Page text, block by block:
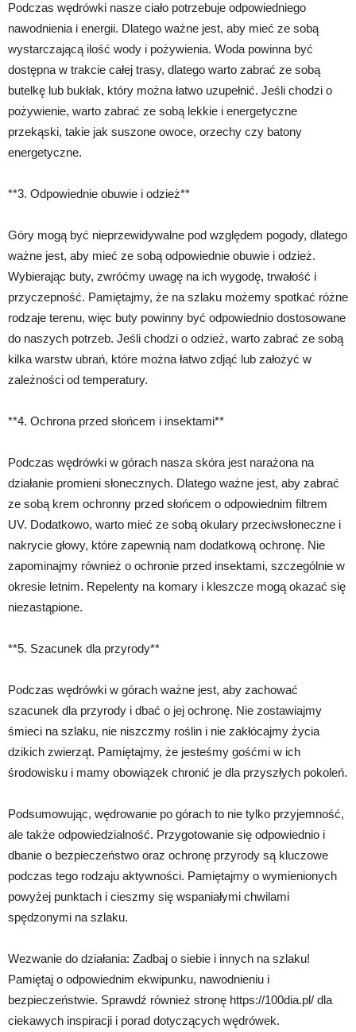
Podczas wędrówki nasze ciało potrzebuje odpowiedniego
nawodnienia i energii. Dlatego ważne jest, aby mieć ze sobą
wystarczającą ilość wody i pożywienia. Woda powinna być
dostępna w trakcie całej trasy, dlatego warto zabrać ze sobą
butelkę lub bukłak, który można łatwo uzupełnić. Jeśli chodzi o
pożywienie, warto zabrać ze sobą lekkie i energetyczne
przekąski, takie jak suszone owoce, orzechy czy batony
energetyczne.
**3. Odpowiednie obuwie i odzież**
Góry mogą być nieprzewidywalne pod względem pogody, dlatego
ważne jest, aby mieć ze sobą odpowiednie obuwie i odzież.
Wybierając buty, zwróćmy uwagę na ich wygodę, trwałość i
przyczepność. Pamiętajmy, że na szlaku możemy spotkać różne
rodzaje terenu, więc buty powinny być odpowiednio dostosowane
do naszych potrzeb. Jeśli chodzi o odzież, warto zabrać ze sobą
kilka warstw ubrań, które można łatwo zdjąć lub założyć w
zależności od temperatury.
**4. Ochrona przed słońcem i insektami**
Podczas wędrówki w górach nasza skóra jest narażona na
działanie promieni słonecznych. Dlatego ważne jest, aby zabrać
ze sobą krem ochronny przed słońcem o odpowiednim filtrem
UV. Dodatkowo, warto mieć ze sobą okulary przeciwsłoneczne i
nakrycie głowy, które zapewnią nam dodatkową ochronę. Nie
zapominajmy również o ochronie przed insektami, szczególnie w
okresie letnim. Repelenty na komary i kleszcze mogą okazać się
niezastąpione.
**5. Szacunek dla przyrody**
Podczas wędrówki w górach ważne jest, aby zachować
szacunek dla przyrody i dbać o jej ochronę. Nie zostawiajmy
śmieci na szlaku, nie niszczmy roślin i nie zakłócajmy życia
dzikich zwierząt. Pamiętajmy, że jesteśmy gośćmi w ich
środowisku i mamy obowiązek chronić je dla przyszłych pokoleń.
Podsumowując, wędrowanie po górach to nie tylko przyjemność,
ale także odpowiedzialność. Przygotowanie się odpowiednio i
dbanie o bezpieczeństwo oraz ochronę przyrody są kluczowe
podczas tego rodzaju aktywności. Pamiętajmy o wymienionych
powyżej punktach i cieszmy się wspaniałymi chwilami
spędzonymi na szlaku.
Wezwanie do działania: Zadbaj o siebie i innych na szlaku!
Pamiętaj o odpowiednim ekwipunku, nawodnieniu i
bezpieczeństwie. Sprawdź również stronę https://100dia.pl/ dla
ciekawych inspiracji i porad dotyczących wędrówek.